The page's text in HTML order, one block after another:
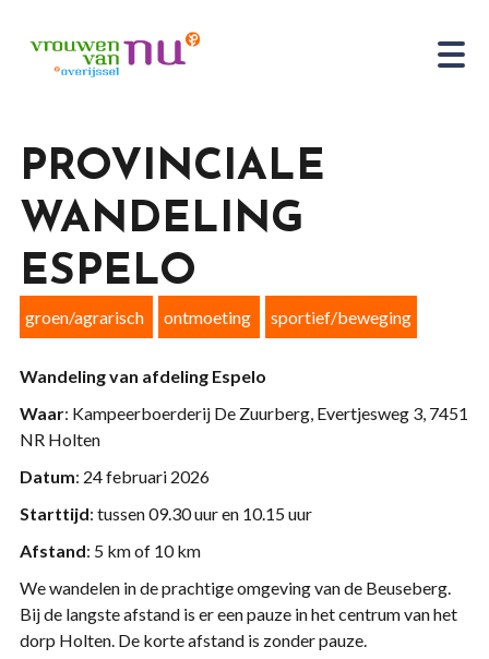
PROVINCIALE
WANDELING
ESPELO
groen/agrarisch ontmoeting sportief/beweging
Wandeling van afdeling Espelo
Waar: Kampeerboerderij De Zuurberg, Evertjesweg 3, 7451
NR Holten
Datum: 24 februari 2026
Starttijd: tussen 09.30 uur en 10.15 uur
Afstand: 5 km of 10 km
We wandelen in de prachtige omgeving van de Beuseberg.
Bij de langste afstand is er een pauze in het centrum van het
dorp Holten. De korte afstand is zonder pauze.